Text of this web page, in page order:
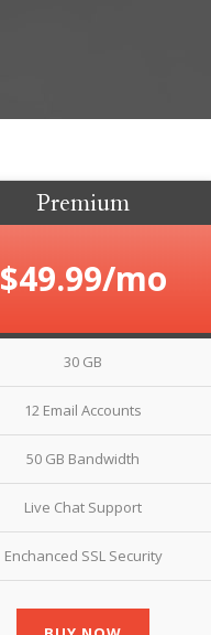
Premium
$49.99/mo
30 GB
12 Email Accounts
50 GB Bandwidth
Live Chat Support
Enchanced SSL Security